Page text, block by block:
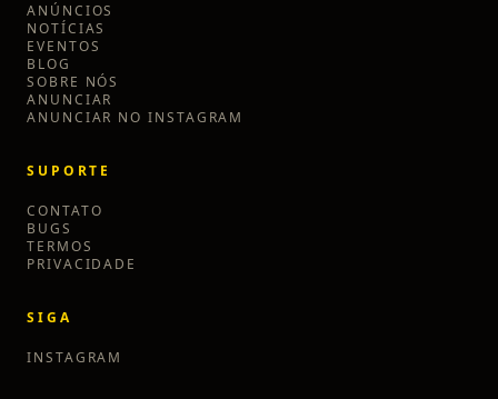
ANÚNCIOS
NOTÍCIAS
EVENTOS
BLOG
SOBRE NÓS
ANUNCIAR
ANUNCIAR NO INSTAGRAM
SUPORTE
CONTATO
BUGS
TERMOS
PRIVACIDADE
SIGA
INSTAGRAM